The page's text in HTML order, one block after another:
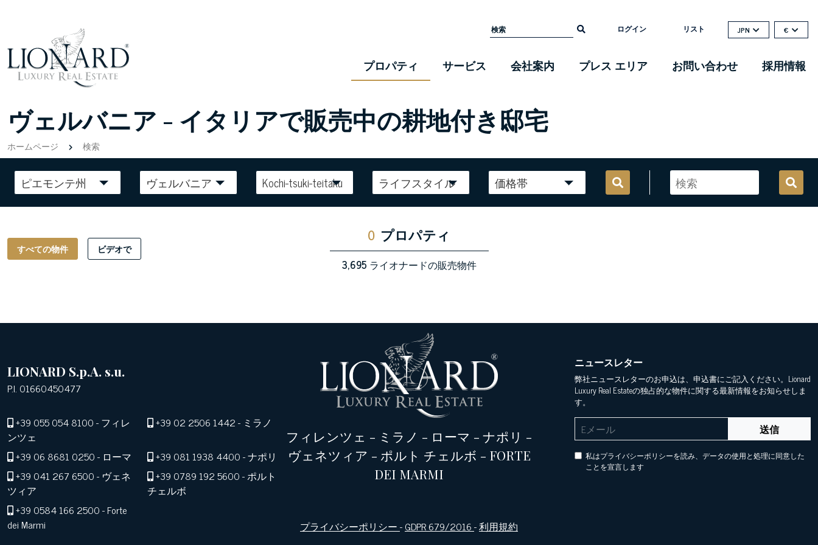
ログイン リスト JPN €
プロパティ サービス 会社案内 プレス エリア お問い合わせ 採用情報
ヴェルバニア - イタリアで販売中の耕地付き邸宅
ホームページ 検索
ピエモンテ州 ヴェルバニア Kochi-tsuki-teitaku ライフスタイル 価格帯
すべての物件 ビデオで
0 プロパティ
3,695 ライオナードの販売物件
LIONARD S.p.A. s.u.
P.I. 01660450477
+39 055 054 8100- フィレ
ンツェ
+39 02 2506 1442- ミラノ
+39 06 8681 0250- ローマ +39 081 1938 4400- ナポリ
+39 041 267 6500- ヴェネ
ツィア
+39 0789 192 5600- ポルト
チェルボ
+39 0584 166 2500- Forte
dei Marmi
フィレンツェ - ミラノ - ローマ - ナポリ -
ヴェネツィア - ポルト チェルボ - FORTE
DEI MARMI
プライバシーポリシー-GDPR 679/2016-利用規約
ニュースレター
弊社ニュースレターのお申込は、申込書にご記入ください。Lionard
Luxury Real Estateの独占的な物件に関する最新情報をお知らせしま
す。
送信
私はプライバシーポリシーを読み、データの使用と処理に同意した
ことを宣言します